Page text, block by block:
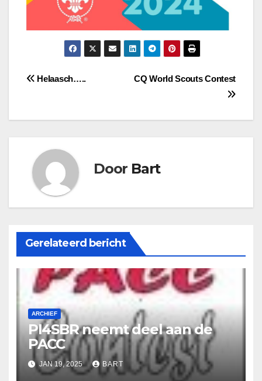
Bericht
CQ World Scouts Contest
Helaasch…..
Door Bart
Gerelateerd bericht
ARCHIEF
PI4SBR neemt deel aan de
PACC
JAN 19, 2025 BART